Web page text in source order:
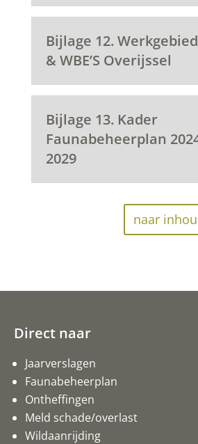
Bijlage 12. Werkgebied
& WBE’S Overijssel
Bijlage 13. Kader
Faunabeheerplan
2029
naar
Direct naar
Jaarverslagen
Faunabeheerplan
Ontheffingen
Meld schade/overlast
Wildaanrijding